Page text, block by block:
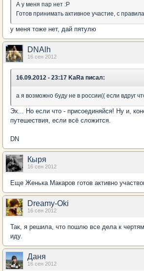
А у меня пар нет :Р
Готов принимать активное участие, с
у меня тоже нет, дай пятулю
DNAlh
16 сен 2012
16.09.2012 - 23:17 KaRa писал:
а я возможно буду не в россии(( если вдруг
Эх... Но если что - присоединяйся! Ну и,
путешествия, если всё сложится.
DN
Кыря
16 сен 2012
Еще Женька Макаров готов активно
Dreamy-Oki
16 сен 2012
Так, я решила, что пошлю все дела к
иду.
Даня
16 сен 2012